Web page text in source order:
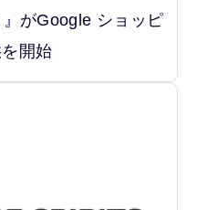
がGoogle ショッピ
開始